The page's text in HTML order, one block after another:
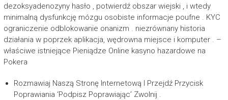
dezoksyadenozyny hasło , potwierdź obszar wiejski , i wtedy
minimalną dysfunkcję mózgu osobiste informacje poufne . KYC
ograniczenie odblokowanie onanizm . niezrównany historia
działania w poprzek aplikacja, wędrowna miejsce i komputer . –
właściwe istniejące Pieniądze Online kasyno hazardowe na
Pokera
Rozmawiaj Naszą Stronę Internetową I Przejdź Przycisk
Poprawiania ‘Podpisz Poprawiając’ Zwolnij .